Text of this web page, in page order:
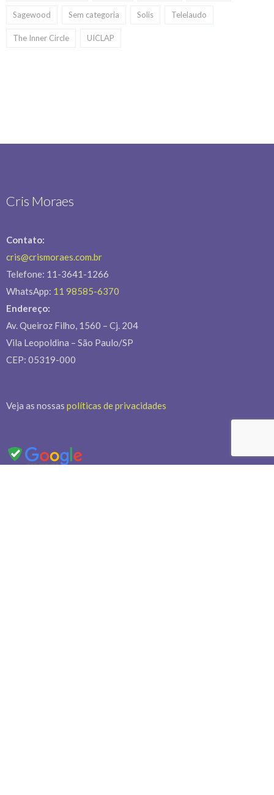
Sagewood Sem categoria Solis Telelaudo
The Inner Circle UICLAP
Cris Moraes
Contato:
cris@crismoraes.com.br
Telefone: 11-3641-1266
WhatsApp: 11 98585-6370
Endereço:
Av. Queiroz Filho, 1560 – Cj. 204
Vila Leopoldina – São Paulo/SP
CEP: 05319-000
Veja as nossas políticas de privacidades